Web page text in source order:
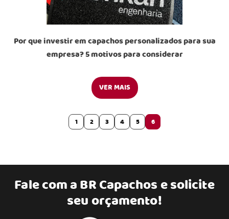
Por que investir em capachos personalizados para sua
empresa? 5 motivos para considerar
VER MAIS
1 2 3 4 5 6
Fale com aBR Capachose solicite
seu orçamento!